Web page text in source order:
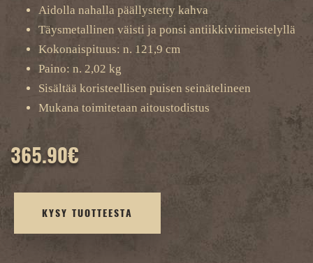
Aidolla nahalla päällystetty kahva
Täysmetallinen väisti ja ponsi antiikkiviimeistelyllä
Kokonaispituus: n. 121,9 cm
Paino: n. 2,02 kg
Sisältää koristeellisen puisen seinätelineen
Mukana toimitetaan aitoustodistus
365.90€
KYSY TUOTTEESTA